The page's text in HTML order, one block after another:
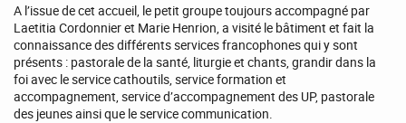
A l’issue de cet accueil, le petit groupe toujours accompagné par
Laetitia Cordonnier et Marie Henrion, a visité le bâtiment et fait la
connaissance des différents services francophones qui y sont
présents : pastorale de la santé, liturgie et chants, grandir dans la
foi avec le service cathoutils, service formation et
accompagnement, service d’accompagnement des UP, pastorale
des jeunes ainsi que le service communication.